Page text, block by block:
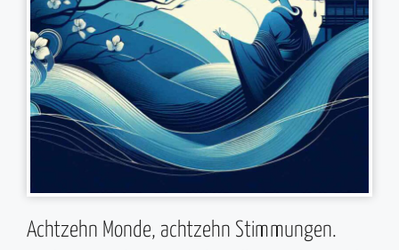
Achtzehn Monde, achtzehn Stimmungen.